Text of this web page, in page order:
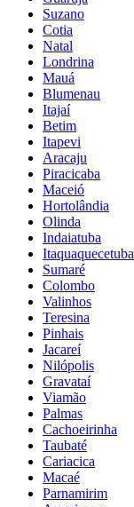
Suzano
Cotia
Natal
Londrina
Mauá
Blumenau
Itajaí
Betim
Itapevi
Aracaju
Piracicaba
Maceió
Hortolândia
Olinda
Indaiatuba
Itaquaquecetuba
Sumaré
Colombo
Valinhos
Teresina
Pinhais
Jacareí
Nilópolis
Gravataí
Viamão
Palmas
Cachoeirinha
Taubaté
Cariacica
Macaé
Parnamirim